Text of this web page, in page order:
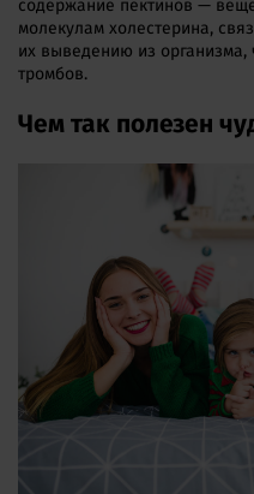
содержание пектинов —
молекулам холестерина,
их выведению из организма,
тромбов.
Чем так полезен